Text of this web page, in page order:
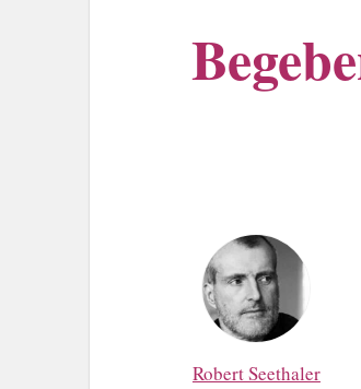
Robert Seethaler